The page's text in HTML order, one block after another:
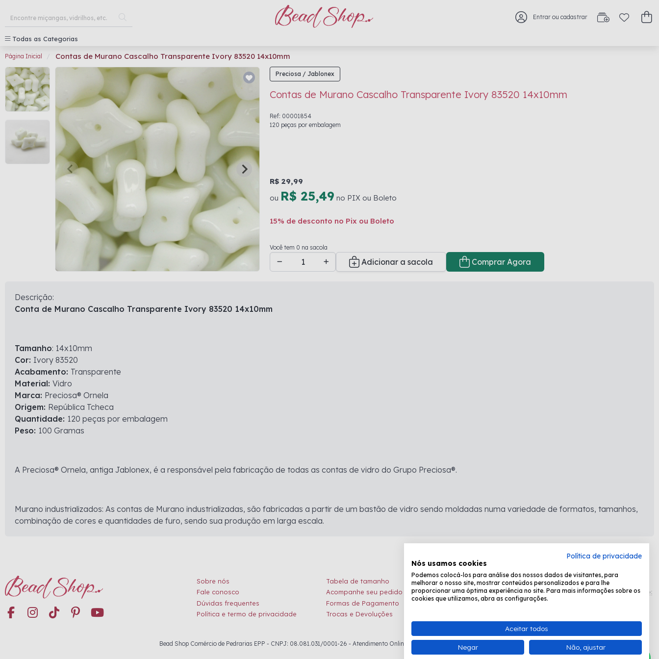
Entrar ou cadastrar
Todas as Categorias
Página Inicial Contas de Murano Cascalho Transparente Ivory 83520 14x10mm
Preciosa / Jablonex
Contas de Murano Cascalho Transparente Ivory 83520 14x10mm
Ref: 00001854
120 peças por embalagem
R$ 29,99
ou R$ 25,49 no PIX ou Boleto
15% de desconto no Pix ou Boleto
Você tem 0 na sacola
Adicionar a sacola
Comprar Agora
Descrição:
Conta de Murano Cascalho Transparente Ivory 83520 14x10mm
Tamanho: 14x10mm
Cor: Ivory 83520
Acabamento: Transparente
Material: Vidro
Marca: Preciosa® Ornela
Origem: República Tcheca
Quantidade: 120 peças por embalagem
Peso: 100 Gramas
A Preciosa® Ornela, antiga Jablonex, é a responsável pela fabricação de todas as contas de vidro do Grupo Preciosa®.
Murano industrializados: As contas de Murano industrializadas, são fabricadas a partir de um bastão de vidro sendo moldadas numa variedade de formatos, tamanhos,
combinação de cores e quantidades de furo, sendo sua produção em larga escala.
Sobre nós
Tabela de tamanho
Fale conosco
Acompanhe seu pedido
Dúvidas frequentes
Formas de Pagamento
Política e termo de privacidade
Trocas e Devoluções
Formas de pagamento:
Bead Shop Comércio de Pedrarias EPP - CNPJ: 08.081.031/0001-26 - Atendimento Online: de seg. à sexta, das 8:30 às 17:15.
Política de privacidade
Nós usamos cookies
Podemos colocá-los para análise dos nossos dados de visitantes, para
melhorar o nosso site, mostrar conteúdos personalizados e para lhe
proporcionar uma óptima experiência no site. Para mais informações sobre os
cookies que utilizamos, abra as configurações.
Aceitar todos
Negar Não, ajustar